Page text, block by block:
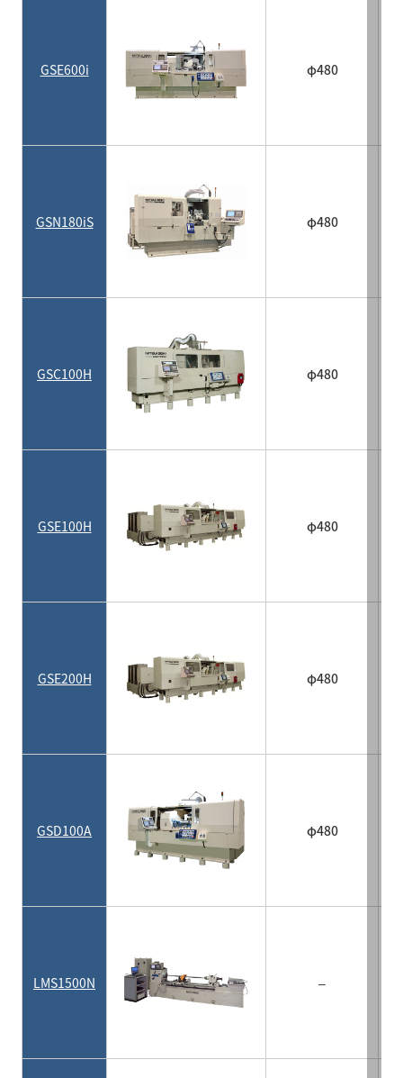
GSE600i φ480
GSN180iS φ480
GSC100H φ480
GSE100H φ480
GSE200H φ480
GSD100A φ480
LMS1500N –